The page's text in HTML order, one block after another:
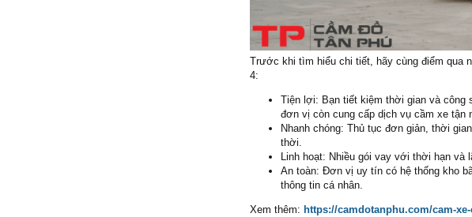
Trước khi tìm hiểu chi tiết, hãy cùng điểm qua
4:
Tiện lợi: Bạn tiết kiệm thời gian và công
đơn vị còn cung cấp dịch vụ cầm xe tận
Nhanh chóng: Thủ tục đơn giản, thời
thời.
Linh hoạt: Nhiều gói vay với thời hạn và
An toàn: Đơn vị uy tín có hệ thống kho
thông tin cá nhân.
Xem thêm: https://camdotanphu.com/cam-